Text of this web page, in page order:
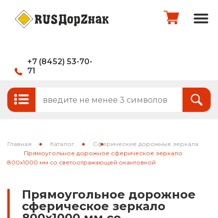
+7 (8452) 53-70-
71
Оформить заказ
Итого:Стандартные и временные дорожные
Знаки на щитах
Каркасные знаки
Паспорта объектов (щиты для
национальных проектов)
Главная Каталог
Сферические дорожные зеркала
Прямоугольное дорожное сферическое зеркало
800х1000 мм со светоотражающей окантовкой
Прямоугольное дорожное
сферическое зеркало